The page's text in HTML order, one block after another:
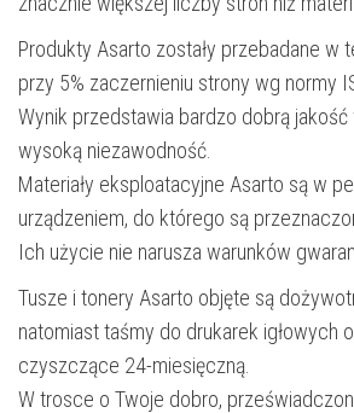
Produkty Asarto zostały przebadane w
przy 5% zaczernieniu strony wg normy
Wynik przedstawia bardzo dobrą
wysoką niezawodność.
Materiały eksploatacyjne Asarto są w
urządzeniem, do którego są
Ich użycie nie narusza warunków
Tusze i tonery Asarto objęte są
natomiast taśmy do drukarek igłowych
czyszczące 24-miesięczną.
W trosce o Twoje dobro,